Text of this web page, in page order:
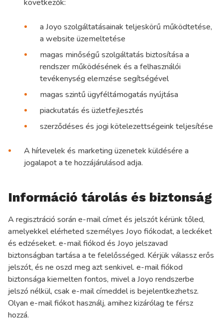
következők:
a Joyo szolgáltatásainak teljeskörű működtetése,
a website üzemeltetése
magas minőségű szolgáltatás biztosítása a
rendszer működésének és a felhasználói
tevékenység elemzése segítségével
magas szintű ügyféltámogatás nyújtása
piackutatás és üzletfejlesztés
szerződéses és jogi kötelezettségeink teljesítése
A hírlevelek és marketing üzenetek küldésére a
jogalapot a te hozzájárulásod adja.
Információ tárolás és biztonság
A regisztráció során e-mail címet és jelszót kérünk tőled,
amelyekkel elérheted személyes Joyo fiókodat, a leckéket
és edzéseket. e-mail fiókod és Joyo jelszavad
biztonságban tartása a te felelősséged. Kérjük válassz erős
jelszót, és ne oszd meg azt senkivel. e-mail fiókod
biztonsága kiemelten fontos, mivel a Joyo rendszerbe
jelszó nélkül, csak e-mail címeddel is bejelentkezhetsz.
Olyan e-mail fiókot használj, amihez kizárólag te férsz
hozzá.